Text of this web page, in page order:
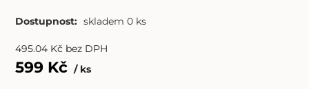
Dostupnost: skladem 0 ks
495.04Kč bez DPH
599Kč ks